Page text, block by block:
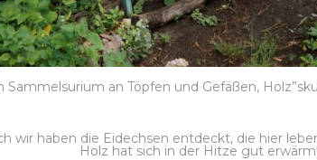
Sammelsurium an Töpfen und Gefäßen,
wir haben die Eidechsen entdeckt, die hier
Holz hat sich in der Hitze gut